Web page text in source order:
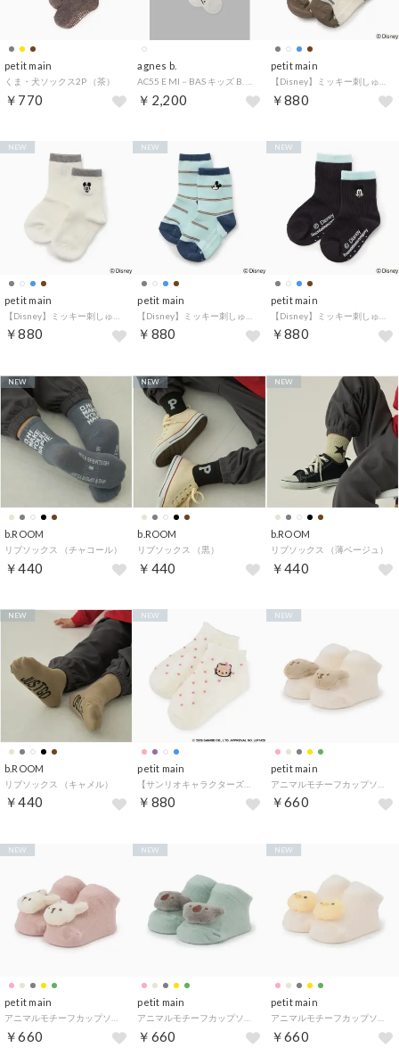
petit main
くま・犬ソックス2P （茶）
￥770
agnes b.
￥2,200
petit main
￥880
petit main
￥880
NEW
petit main
￥880
NEW
petit main
￥880
NEW
b.ROOM
リブソックス （チャコール）
￥440
NEW
b.ROOM
リブソックス （黒）
￥440
NEW
b.ROOM
リブソックス （薄ベージュ）
￥440
NEW
b.ROOM
リブソックス （キャメル）
￥440
NEW
petit main
￥880
NEW
petit main
￥660
NEW
petit main
￥660
NEW
petit main
￥660
NEW
petit main
￥660
NEW